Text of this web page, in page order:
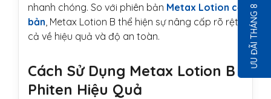
nhanh chóng. So với phiên bản Metax Lotion cơ
bản , Metax Lotion B thể hiện sự nâng cấp rõ rệt
cả về hiệu quả và độ an toàn.
Cách Sử Dụng Metax Lotion B
Phiten Hiệu Quả
ƯU ĐÃI THÁNG 8